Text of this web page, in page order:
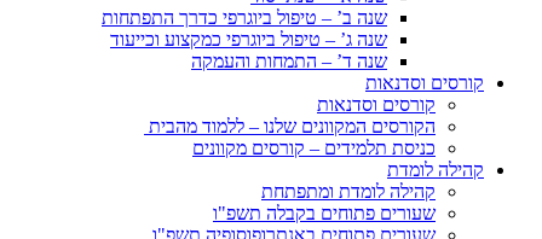
שנה ב’ – טיפול ביוגרפי כדרך התפתחות
שנה ג’ – טיפול ביוגרפי כמקצוע וכייעוד
שנה ד’ – התמחות והעמקה
קורסים וסדנאות
קורסים וסדנאות
הקורסים המקוונים שלנו – ללמוד מהבית
כניסת תלמידים – קורסים מקוונים
קהילה לומדת
קהילה לומדת ומתפתחת
שעורים פתוחים בקבלה תשפ"ו